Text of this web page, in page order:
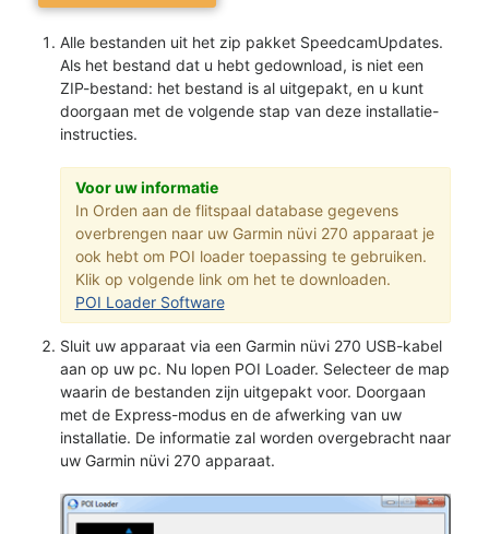
Alle bestanden uit het zip pakket SpeedcamUpdates.
Als het bestand dat u hebt gedownload, is niet een
ZIP-bestand: het bestand is al uitgepakt, en u kunt
doorgaan met de volgende stap van deze installatie-
instructies.
Voor uw informatie
In Orden aan de flitspaal database gegevens
overbrengen naar uw Garmin nüvi 270 apparaat je
ook hebt om POI loader toepassing te gebruiken.
Klik op volgende link om het te downloaden.
POI Loader Software
Sluit uw apparaat via een Garmin nüvi 270 USB-kabel
aan op uw pc. Nu lopen POI Loader. Selecteer de map
waarin de bestanden zijn uitgepakt voor. Doorgaan
met de Express-modus en de afwerking van uw
installatie. De informatie zal worden overgebracht naar
uw Garmin nüvi 270 apparaat.